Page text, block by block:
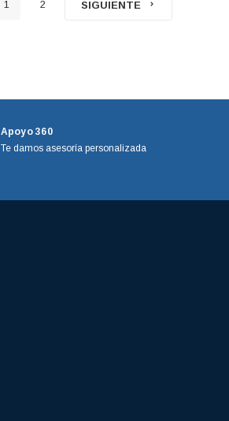
1 2 SIGUIENTE
Apoyo 360
Te damos asesoría personalizada